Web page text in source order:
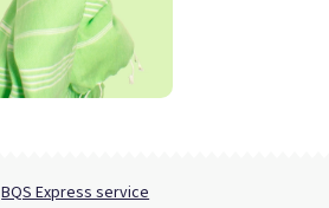
BQS Express service